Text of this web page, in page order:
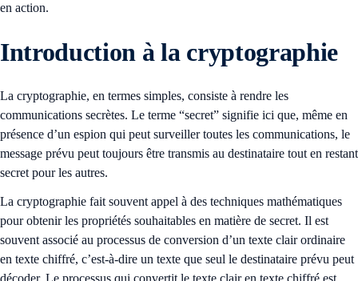
en action.
Introduction à la cryptographie
La cryptographie, en termes simples, consiste à rendre les
communications secrètes. Le terme “secret” signifie ici que, même en
présence d’un espion qui peut surveiller toutes les communications, le
message prévu peut toujours être transmis au destinataire tout en restant
secret pour les autres.
La cryptographie fait souvent appel à des techniques mathématiques
pour obtenir les propriétés souhaitables en matière de secret. Il est
souvent associé au processus de conversion d’un texte clair ordinaire
en texte chiffré, c’est-à-dire un texte que seul le destinataire prévu peut
décoder. Le processus qui convertit le texte clair en texte chiffré est